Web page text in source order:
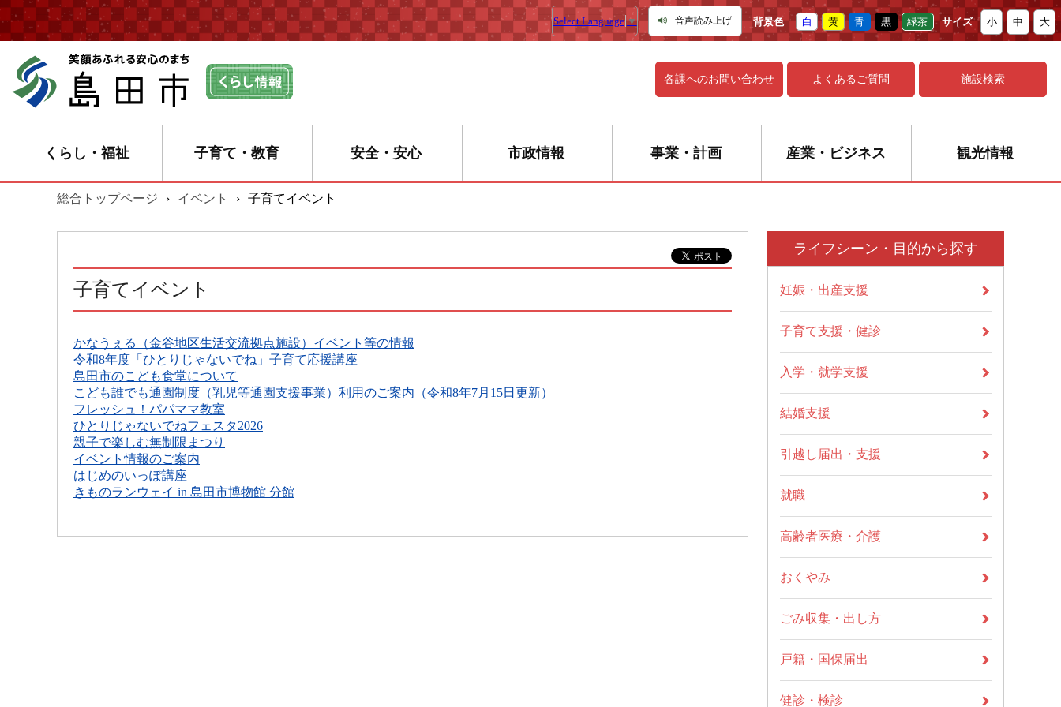
Select Language ▼ 音声読み上げ 背景色 白 黄 青 黒 緑茶 サイズ 小 中 大
各課へのお問い合わせ よくあるご質問 施設検索
くらし・福祉 子育て・教育 安全・安心 市政情報 事業・計画 産業・ビジネス 観光情報
総合トップページ › イベント › 子育てイベント
子育てイベント
かなうぇる（金谷地区生活交流拠点施設）イベント等の情報
令和8年度「ひとりじゃないでね」子育て応援講座
島田市のこども食堂について
こども誰でも通園制度（乳児等通園支援事業）利用のご案内（令和8年7月15日更新）
フレッシュ！パパママ教室
ひとりじゃないでねフェスタ2026
親子で楽しむ無制限まつり
イベント情報のご案内
はじめのいっぽ講座
きものランウェイ in 島田市博物館 分館
ライフシーン・目的から探す
妊娠・出産支援
子育て支援・健診
入学・就学支援
結婚支援
引越し届出・支援
就職
高齢者医療・介護
おくやみ
ごみ収集・出し方
戸籍・国保届出
健診・検診